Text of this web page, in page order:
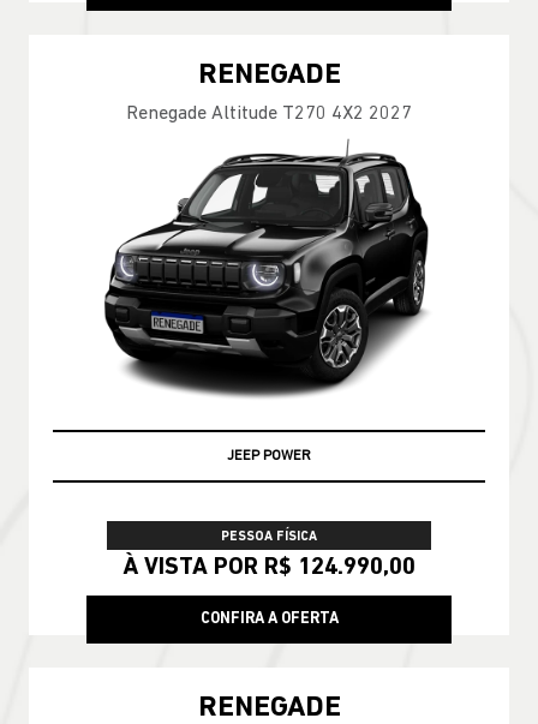
RENEGADE
Renegade Altitude T270 4X2 2027
JEEP POWER
PESSOA FÍSICA
À VISTA POR R$ 124.990,00
CONFIRA A OFERTA
RENEGADE